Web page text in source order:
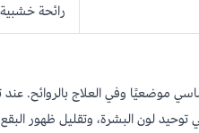
رائحة
موضعيًا وفي العلاج بالروائح. عند
لون البشرة، وتقليل ظهور